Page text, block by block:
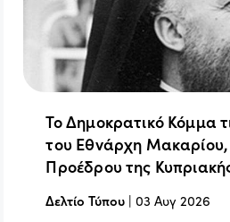
Το Δημοκρατικό Κόμμα
του Εθνάρχη
Προέδρου της
Δελτίο Τύπου |03 Αυγ 2026